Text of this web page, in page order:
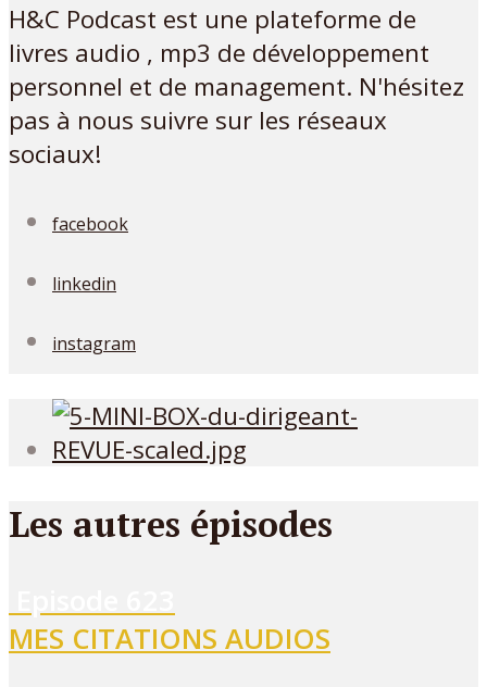
H&C Podcast est une plateforme de
livres audio , mp3 de développement
personnel et de management. N'hésitez
pas à nous suivre sur les réseaux
sociaux!
facebook
linkedin
instagram
Les autres épisodes
MES CITATIONS AUDIOS